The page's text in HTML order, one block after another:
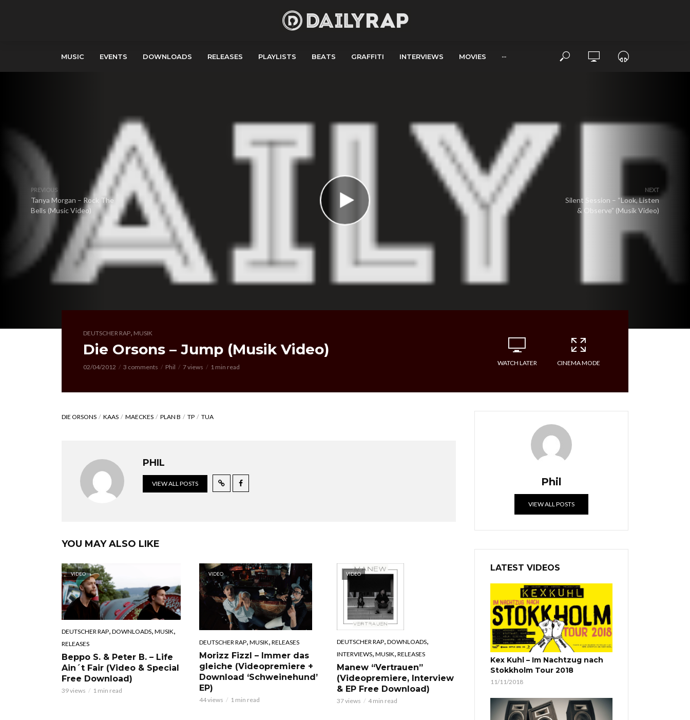
MUSIC EVENTS DOWNLOADS RELEASES PLAYLISTS BEATS GRAFFITI INTERVIEWS MOVIES ···
PREVIOUS
Tanya Morgan – Rock The
Bells (Music Video)
NEXT
Silent Session – “Look, Listen
& Observe” (Musik Video)
DEUTSCHER RAP, MUSIK
Die Orsons – Jump (Musik Video)
02/04/2012 3 comments Phil 7 views 1 min read
WATCH LATER CINEMA MODE
DIE ORSONS KAAS MAECKES PLAN B TP TUA
PHIL
VIEW ALL POSTS
YOU MAY ALSO LIKE
VIDEO
DEUTSCHER RAP DOWNLOADS MUSIK
RELEASES
Beppo S. & Peter B. – Life
Ain´t Fair (Video & Special
Free Download)
39 views 1 min read
VIDEO
DEUTSCHER RAP, MUSIK RELEASES
Morizz Fizzl – Immer das
gleiche (Videopremiere +
Download ‘Schweinehund’
EP)
44 views 1 min read
VIDEO
DEUTSCHER RAP, DOWNLOADS,
INTERVIEWS, MUSIK, RELEASES
Manew “Vertrauen”
(Videopremiere, Interview
& EP Free Download)
37 views 4 min read
Phil
VIEW ALL POSTS
LATEST VIDEOS
Kex Kuhl – Im Nachtzug nach
Stokkholm Tour 2018
11/11/2018